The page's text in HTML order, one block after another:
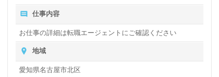
仕事内容
お仕事の詳細は転職エージェントにご確認ください
地域
愛知県名古屋市北区